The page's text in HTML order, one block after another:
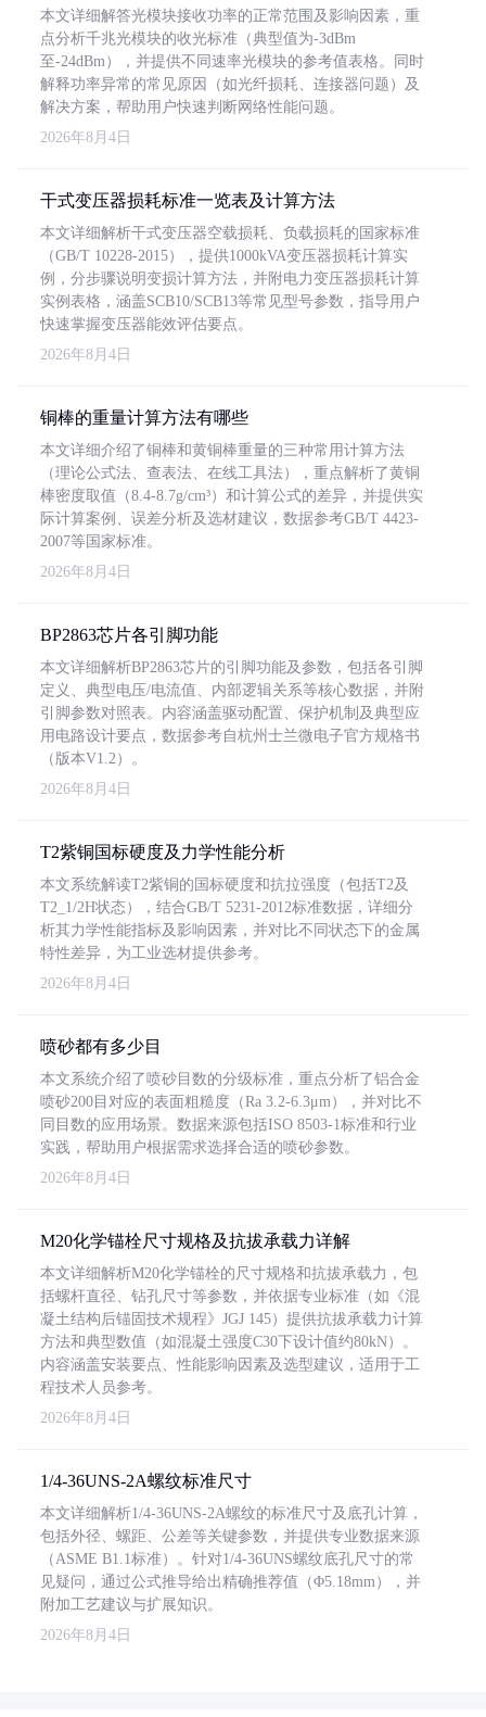
本文详细解答光模块接收功率的正常范围及影响因素，重
点分析千兆光模块的收光标准（典型值为-3dBm
至-24dBm），并提供不同速率光模块的参考值表格。同时
解释功率异常的常见原因（如光纤损耗、连接器问题）及
解决方案，帮助用户快速判断网络性能问题。
2026年8月4日
干式变压器损耗标准一览表及计算方法
本文详细解析干式变压器空载损耗、负载损耗的国家标准
（GB/T 10228-2015），提供1000kVA变压器损耗计算实
例，分步骤说明变损计算方法，并附电力变压器损耗计算
实例表格，涵盖SCB10/SCB13等常见型号参数，指导用户
快速掌握变压器能效评估要点。
2026年8月4日
铜棒的重量计算方法有哪些
本文详细介绍了铜棒和黄铜棒重量的三种常用计算方法
（理论公式法、查表法、在线工具法），重点解析了黄铜
棒密度取值（8.4-8.7g/cm³）和计算公式的差异，并提供实
际计算案例、误差分析及选材建议，数据参考GB/T 4423-
2007等国家标准。
2026年8月4日
BP2863芯片各引脚功能
本文详细解析BP2863芯片的引脚功能及参数，包括各引脚
定义、典型电压/电流值、内部逻辑关系等核心数据，并附
引脚参数对照表。内容涵盖驱动配置、保护机制及典型应
用电路设计要点，数据参考自杭州士兰微电子官方规格书
（版本V1.2）。
2026年8月4日
T2紫铜国标硬度及力学性能分析
本文系统解读T2紫铜的国标硬度和抗拉强度（包括T2及
T2_1/2H状态），结合GB/T 5231-2012标准数据，详细分
析其力学性能指标及影响因素，并对比不同状态下的金属
特性差异，为工业选材提供参考。
2026年8月4日
喷砂都有多少目
本文系统介绍了喷砂目数的分级标准，重点分析了铝合金
喷砂200目对应的表面粗糙度（Ra 3.2-6.3μm），并对比不
同目数的应用场景。数据来源包括ISO 8503-1标准和行业
实践，帮助用户根据需求选择合适的喷砂参数。
2026年8月4日
M20化学锚栓尺寸规格及抗拔承载力详解
本文详细解析M20化学锚栓的尺寸规格和抗拔承载力，包
括螺杆直径、钻孔尺寸等参数，并依据专业标准（如《混
凝土结构后锚固技术规程》JGJ 145）提供抗拔承载力计算
方法和典型数值（如混凝土强度C30下设计值约80kN）。
内容涵盖安装要点、性能影响因素及选型建议，适用于工
程技术人员参考。
2026年8月4日
1/4-36UNS-2A螺纹标准尺寸
本文详细解析1/4-36UNS-2A螺纹的标准尺寸及底孔计算，
包括外径、螺距、公差等关键参数，并提供专业数据来源
（ASME B1.1标准）。针对1/4-36UNS螺纹底孔尺寸的常
见疑问，通过公式推导给出精确推荐值（Φ5.18mm），并
附加工艺建议与扩展知识。
2026年8月4日